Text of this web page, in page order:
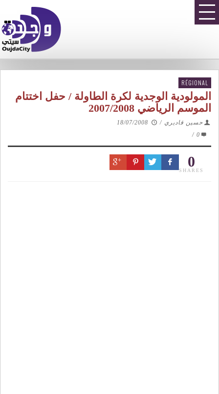
RÉGIONAL
المولودية الوجدية لكرة الطاولة / حفل اختتام
الموسم الرياضي 2007/2008
حسين قاديري /
18/07/2008
0
/
0
SHARES